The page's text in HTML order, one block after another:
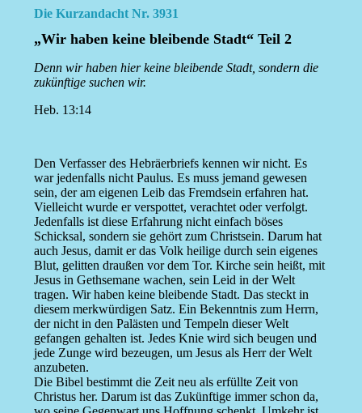
Die Kurzandacht Nr. 3931
„Wir haben keine bleibende Stadt“ Teil 2
Denn wir haben hier keine bleibende Stadt, sondern die
zukünftige suchen wir.
Heb. 13:14
Den Verfasser des Hebräerbriefs kennen wir nicht. Es
war jedenfalls nicht Paulus. Es muss jemand gewesen
sein, der am eigenen Leib das Fremdsein erfahren hat.
Vielleicht wurde er verspottet, verachtet oder verfolgt.
Jedenfalls ist diese Erfahrung nicht einfach böses
Schicksal, sondern sie gehört zum Christsein. Darum hat
auch Jesus, damit er das Volk heilige durch sein eigenes
Blut, gelitten draußen vor dem Tor. Kirche sein heißt, mit
Jesus in Gethsemane wachen, sein Leid in der Welt
tragen. Wir haben keine bleibende Stadt. Das steckt in
diesem merkwürdigen Satz. Ein Bekenntnis zum Herrn,
der nicht in den Palästen und Tempeln dieser Welt
gefangen gehalten ist. Jedes Knie wird sich beugen und
jede Zunge wird bezeugen, um Jesus als Herr der Welt
anzubeten.
Die Bibel bestimmt die Zeit neu als erfüllte Zeit von
Christus her. Darum ist das Zukünftige immer schon da,